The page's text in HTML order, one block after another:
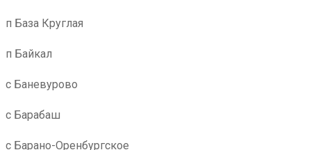
п База Круглая
п Байкал
с Баневурово
с Барабаш
с Барано-Оренбургское